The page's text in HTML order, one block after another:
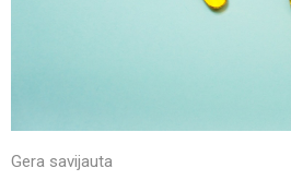
Gera savijauta